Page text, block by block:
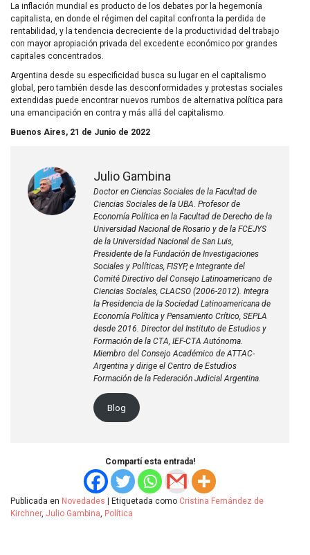
La inflación mundial es producto de los debates por la hegemonía
capitalista, en donde el régimen del capital confronta la perdida de
rentabilidad, y la tendencia decreciente de la productividad del trabajo
con mayor apropiación privada del excedente económico por grandes
capitales concentrados.
Argentina desde su especificidad busca su lugar en el capitalismo
global, pero también desde las desconformidades y protestas sociales
extendidas puede encontrar nuevos rumbos de alternativa política para
una emancipación en contra y más allá del capitalismo.
Buenos Aires, 21 de Junio de 2022
Julio Gambina
Doctor en Ciencias Sociales de la Facultad de
Ciencias Sociales de la UBA. Profesor de
Economía Política en la Facultad de Derecho de la
Universidad Nacional de Rosario y de la FCEJYS
de la Universidad Nacional de San Luis,
Presidente de la Fundación de Investigaciones
Sociales y Políticas, FISYP, e Integrante del
Comité Directivo del Consejo Latinoamericano de
Ciencias Sociales, CLACSO (2006-2012). Integra
la Presidencia de la Sociedad Latinoamericana de
Economía Política y Pensamiento Crítico, SEPLA
desde 2016. Director del Instituto de Estudios y
Formación de la CTA, IEF-CTA Autónoma.
Miembro del Consejo Académico de ATTAC-
Argentina y dirige el Centro de Estudios
Formación de la Federación Judicial Argentina.
Blog
Compartí esta entrada!
Publicada en Novedades | Etiquetada como Cristina Fernández de
Kirchner, Julio Gambina Política